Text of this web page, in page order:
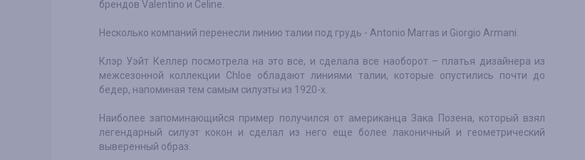
брендов Valentino и Celine.
Несколько компаний перенесли линию талии под грудь - Antonio Marras и Giorgio Armani.
Клэр Уэйт Келлер посмотрела на это все, и сделала все наоборот – платья дизайнера из
межсезонной коллекции Chloe обладают линиями талии, которые опустились почти до
бедер, напоминая тем самым силуэты из 1920-х.
Наиболее запоминающийся пример получился от американца Зака Позена, который взял
легендарный силуэт кокон и сделал из него еще более лаконичный и геометрический
выверенный образ.